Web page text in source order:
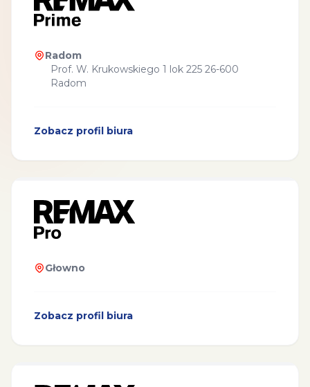
Radom
Prof. W. Krukowskiego 1 lok 225 26-600
Radom
Zobacz profil biura
Głowno
Zobacz profil biura